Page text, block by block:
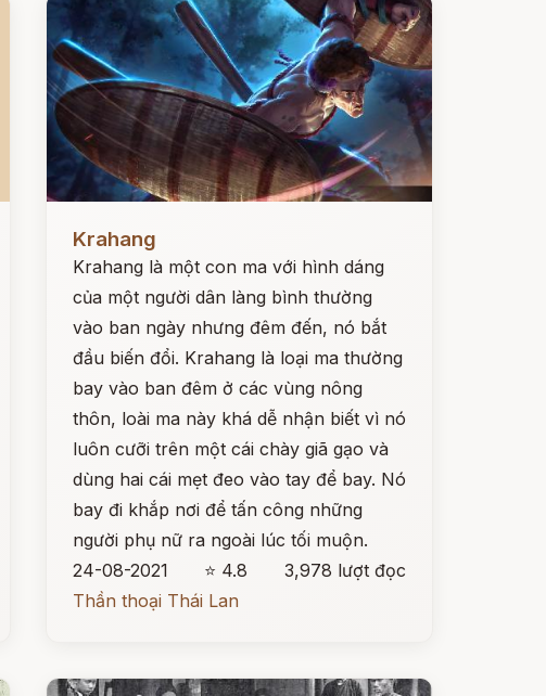
Krahang
Krahang là một con ma với hình dáng
của một người dân làng bình thường
vào ban ngày nhưng đêm đến, nó bắt
đầu biến đổi. Krahang là loại ma thường
bay vào ban đêm ở các vùng nông
thôn, loài ma này khá dễ nhận biết vì nó
luôn cưỡi trên một cái chày giã gạo và
dùng hai cái mẹt đeo vào tay để bay. Nó
bay đi khắp nơi để tấn công những
người phụ nữ ra ngoài lúc tối muộn.
24-08-2021
⭐ 4.8
3,978 lượt đọc
Thần thoại Thái Lan